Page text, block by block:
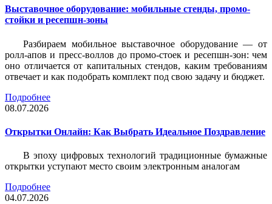
Выставочное оборудование: мобильные стенды, промо-
стойки и ресепшн-зоны
Разбираем мобильное выставочное оборудование — от
ролл-апов и пресс-воллов до промо-стоек и ресепшн-зон: чем
оно отличается от капитальных стендов, каким требованиям
отвечает и как подобрать комплект под свою задачу и бюджет.
Подробнее
08.07.2026
Открытки Онлайн: Как Выбрать Идеальное Поздравление
В эпоху цифровых технологий традиционные бумажные
открытки уступают место своим электронным аналогам
Подробнее
04.07.2026